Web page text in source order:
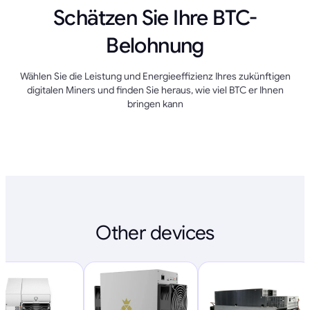
Schätzen Sie Ihre BTC-
Belohnung
Wählen Sie die Leistung und Energieeffizienz Ihres zukünftigen
digitalen Miners und finden Sie heraus, wie viel BTC er Ihnen
bringen kann
Other devices